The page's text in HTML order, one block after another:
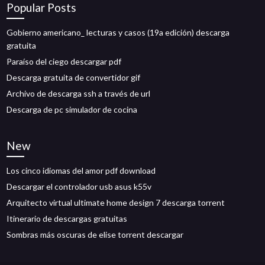
Popular Posts
Gobierno americano_ lecturas y casos (19a edición) descarga
gratuita
Paraíso del ciego descargar pdf
Descarga gratuita de convertidor gif
Archivo de descarga ssh a través de url
Descarga de pc simulador de cocina
New
Los cinco idiomas del amor pdf download
Descargar el controlador usb asus k55v
Arquitecto virtual ultimate home design 7 descarga torrent
Itinerario de descargas gratuitas
Sombras más oscuras de elise torrent descargar